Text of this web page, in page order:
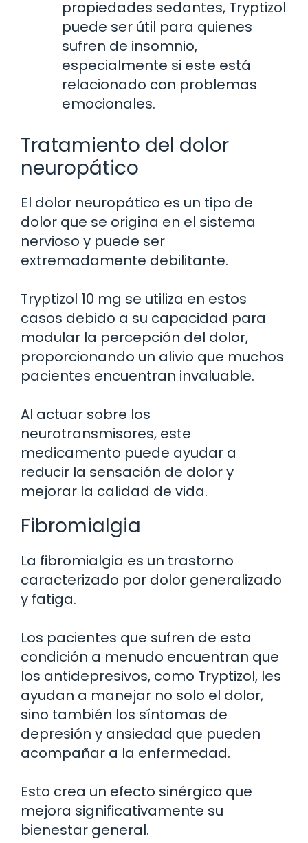
propiedades sedantes, Tryptizol
puede ser útil para quienes
sufren de insomnio,
especialmente si este está
relacionado con problemas
emocionales.
Tratamiento del dolor
neuropático
El dolor neuropático es un tipo de
dolor que se origina en el sistema
nervioso y puede ser
extremadamente debilitante.
Tryptizol 10 mg se utiliza en estos
casos debido a su capacidad para
modular la percepción del dolor,
proporcionando un alivio que muchos
pacientes encuentran invaluable.
Al actuar sobre los
neurotransmisores, este
medicamento puede ayudar a
reducir la sensación de dolor y
mejorar la calidad de vida.
Fibromialgia
La fibromialgia es un trastorno
caracterizado por dolor generalizado
y fatiga.
Los pacientes que sufren de esta
condición a menudo encuentran que
los antidepresivos, como Tryptizol, les
ayudan a manejar no solo el dolor,
sino también los síntomas de
depresión y ansiedad que pueden
acompañar a la enfermedad.
Esto crea un efecto sinérgico que
mejora significativamente su
bienestar general.